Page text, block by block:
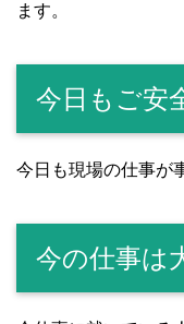
ます。
今日もご安
今日も現場の仕事が
今の仕事は